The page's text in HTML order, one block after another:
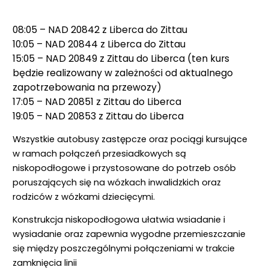
08:05 – NAD 20842 z Liberca do Zittau
10:05 – NAD 20844 z Liberca do Zittau
15:05 – NAD 20849 z Zittau do Liberca (ten kurs
będzie realizowany w zależności od aktualnego
zapotrzebowania na przewozy)
17:05 – NAD 20851 z Zittau do Liberca
19:05 – NAD 20853 z Zittau do Liberca
Wszystkie autobusy zastępcze oraz pociągi kursujące
w ramach połączeń przesiadkowych są
niskopodłogowe i przystosowane do potrzeb osób
poruszających się na wózkach inwalidzkich oraz
rodziców z wózkami dziecięcymi.
Konstrukcja niskopodłogowa ułatwia wsiadanie i
wysiadanie oraz zapewnia wygodne przemieszczanie
się między poszczególnymi połączeniami w trakcie
zamknięcia linii